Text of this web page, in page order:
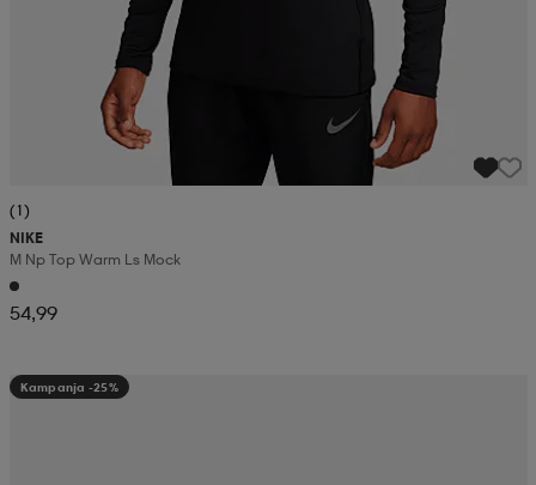
(1)
NIKE
M Np Top Warm Ls Mock
54,99
Kampanja -25%